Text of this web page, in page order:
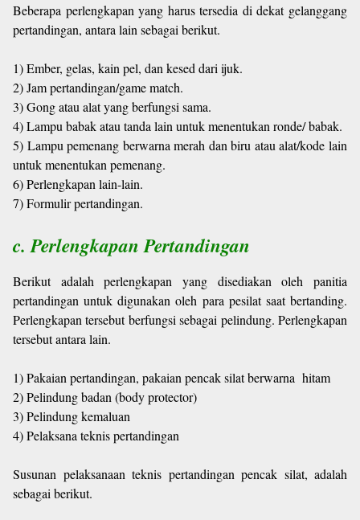
Beberapa perlengkapan yang harus tersedia di dekat gelanggang
pertandingan, antara lain sebagai berikut.
1) Ember, gelas, kain pel, dan kesed dari ijuk.
2) Jam pertandingan/game match.
3) Gong atau alat yang berfungsi sama.
4) Lampu babak atau tanda lain untuk menentukan ronde/ babak.
5) Lampu pemenang berwarna merah dan biru atau alat/kode lain
untuk menentukan pemenang.
6) Perlengkapan lain-lain.
7) Formulir pertandingan.
c. Perlengkapan Pertandingan
Berikut adalah perlengkapan yang disediakan oleh panitia
pertandingan untuk digunakan oleh para pesilat saat bertanding.
Perlengkapan tersebut berfungsi sebagai pelindung. Perlengkapan
tersebut antara lain.
1) Pakaian pertandingan, pakaian pencak silat berwarna hitam
2) Pelindung badan (body protector)
3) Pelindung kemaluan
4) Pelaksana teknis pertandingan
Susunan pelaksanaan teknis pertandingan pencak silat, adalah
sebagai berikut.